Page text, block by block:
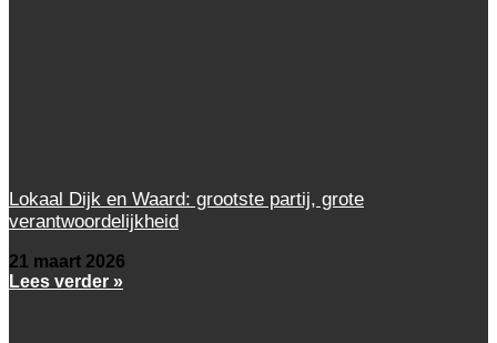
Lokaal Dijk en Waard: grootste partij, grote
verantwoordelijkheid
21 maart 2026
Lees verder »